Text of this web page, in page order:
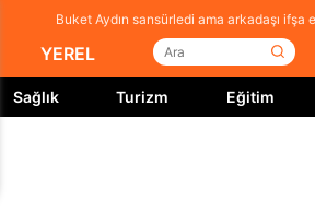
Buket Aydın sansürledi ama arkadaşı ifşa
YEREL
Sağlık Turizm Eğitim